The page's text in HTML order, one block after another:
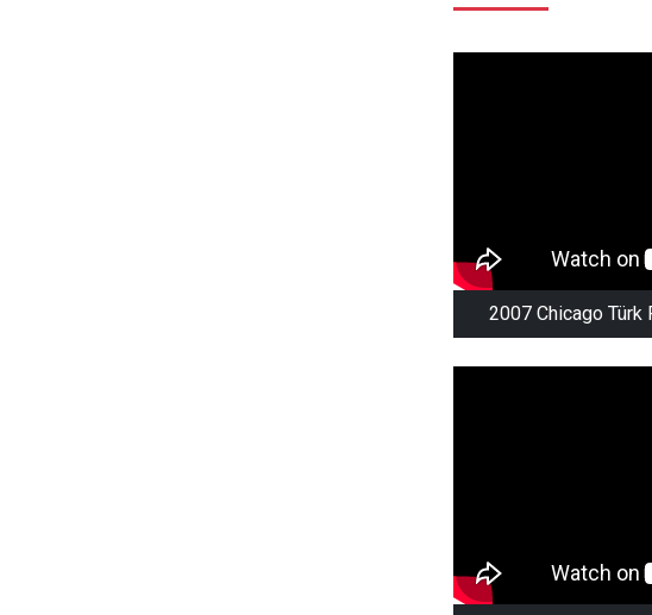
2007 Chicago Türk